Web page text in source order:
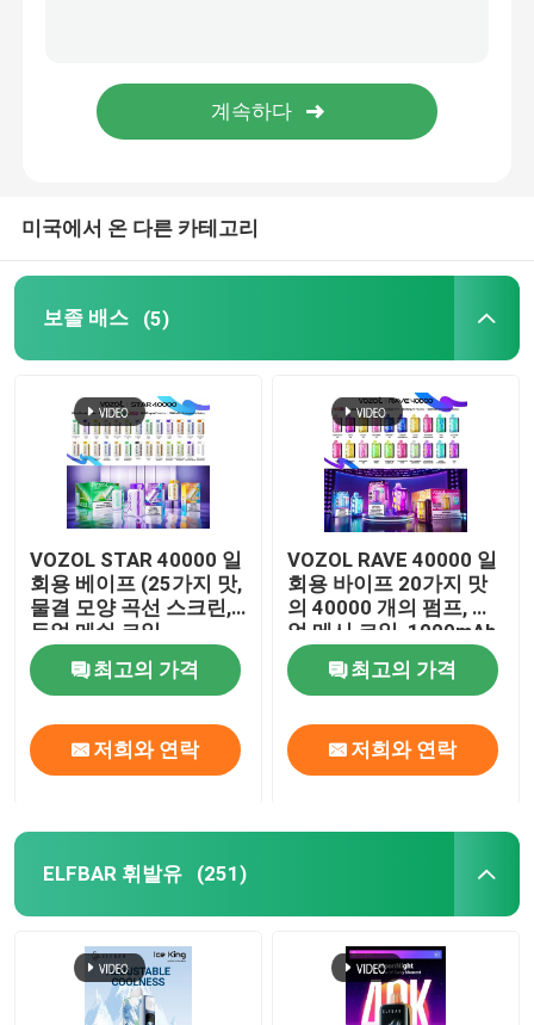
구 학교 와이프
EPE 와이프
ENVA 와이프
OKK 베이프
미국에서 온 다른 카테고리
보졸 배스 (5)
VOZOL STAR 40000 일
회용 베이프 (25가지 맛,
물결 모양 곡선 스크린,
듀얼 메쉬 코일,
1000mAh 충전식 배터
리 포함)최고의 가격
저희와 연락
VOZOL RAVE 40000 일
회용 바이프 20가지 맛
의 40000 개의 펌프, 듀
얼 메시 코일, 1000mAh
재충전 배터리
최고의 가격
저희와 연락
ELFBAR 휘발유 (251)